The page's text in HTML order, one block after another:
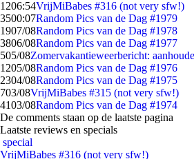
1206:54VrijMiBabes #316 (not very sfw!)
3500:07Random Pics van de Dag #1979
1907/08Random Pics van de Dag #1978
3806/08Random Pics van de Dag #1977
505/08Zomervakantieweerbericht:
1205/08Random Pics van de Dag #1976
2304/08Random Pics van de Dag #1975
703/08VrijMiBabes #315 (not very sfw!)
4103/08Random Pics van de Dag #1974
De comments staan op de laatste pagina
Laatste reviews en specials
special
VrijMiBabes #316 (not very sfw!)